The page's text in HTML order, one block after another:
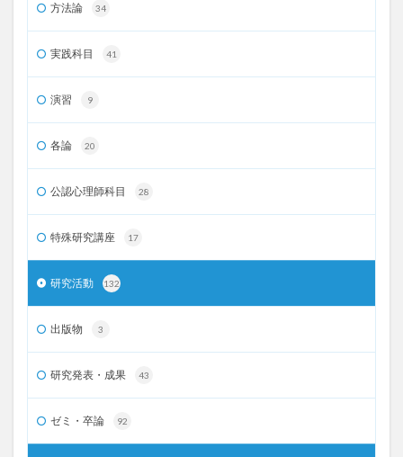
方法論 34
実践科目 41
演習 9
各論 20
公認心理師科目 28
特殊研究講座 17
研究活動 132
出版物 3
研究発表・成果 43
ゼミ・卒論 92